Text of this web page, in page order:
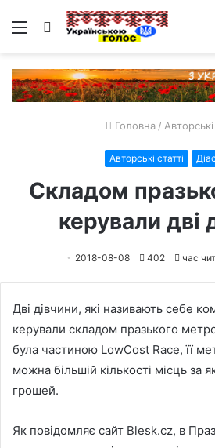
Меню Пошук
Головна / Авторські
Авторські статті
Складом
керували дві
2018-08-08 402 час
Дві дівчини, які називають себе
керували складом празького
була частиною LowCost Race, її
можна більшій кількості місць за
грошей.
Як повідомляє сайт Blesk.cz, в